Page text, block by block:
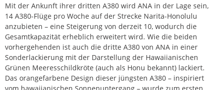
Mit der Ankunft ihrer dritten A380 wird ANA in der Lage sein,
14 A380-Flüge pro Woche auf der Strecke Narita-Honolulu
anzubieten – eine Steigerung von derzeit 10, wodurch die
Gesamtkapazität erheblich erweitert wird. Wie die beiden
vorhergehenden ist auch die dritte A380 von ANA in einer
Sonderlackierung mit der Darstellung der Hawaiianischen
Grünen Meeresschildkröte (auch als Honu bekannt) lackiert.
Das orangefarbene Design dieser jüngsten A380 – inspiriert